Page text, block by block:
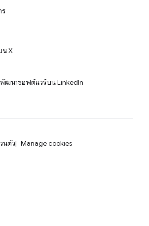
ร
น X
ฒนาซอฟต์แวร์บน LinkedIn
นตัว Manage cookies